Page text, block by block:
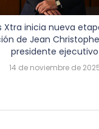
Xtra inicia nueva
de Jean
presidente ejecutivo
14 de noviembre de